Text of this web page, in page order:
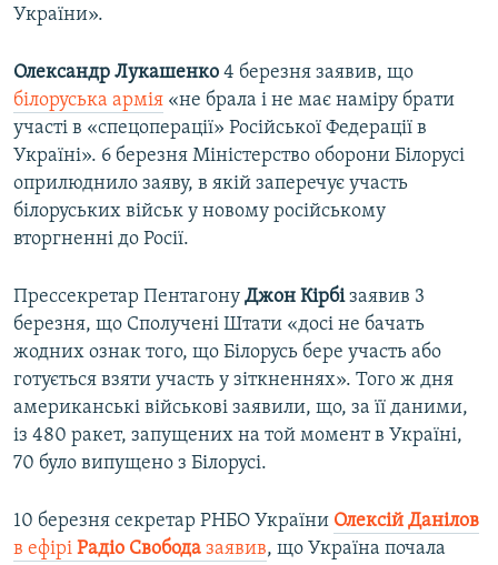
України».
Олександр Лукашенко 4 березня заявив, що
білоруська армія «не брала і не має наміру брати
участі в «спецоперації» Російської Федерації в
Україні». 6 березня Міністерство оборони Білорусі
оприлюднило заяву, в якій заперечує участь
білоруських військ у новому російському
вторгненні до Росії.
Прессекретар Пентагону Джон Кірбізаявив 3
березня, що Сполучені Штати «досі не бачать
жодних ознак того, що Білорусь бере участь або
готується взяти участь у зіткненнях». Того ж дня
американські військові заявили, що, за її даними,
із 480 ракет, запущених на той момент в Україні,
70 було випущено з Білорусі.
10 березня секретар РНБО України Олексій Данілов
в ефірі Радіо Свобода заявив, що Україна почала